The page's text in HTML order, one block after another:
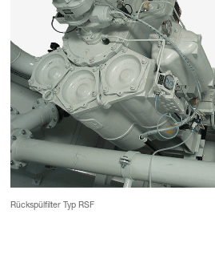
Rückspülfilter Typ RSF